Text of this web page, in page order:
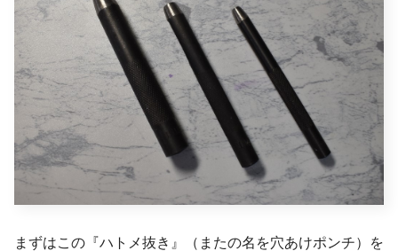
まずはこの『ハトメ抜き』（またの名を穴あけポンチ）を